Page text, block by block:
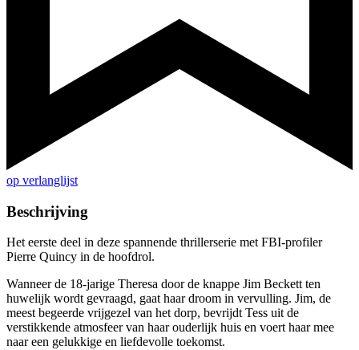
op verlanglijst
Beschrijving
Het eerste deel in deze spannende thrillerserie met FBI-profiler
Pierre Quincy in de hoofdrol.
Wanneer de 18-jarige Theresa door de knappe Jim Beckett ten
huwelijk wordt gevraagd, gaat haar droom in vervulling. Jim, de
meest begeerde vrijgezel van het dorp, bevrijdt Tess uit de
verstikkende atmosfeer van haar ouderlijk huis en voert haar mee
naar een gelukkige en liefdevolle toekomst.